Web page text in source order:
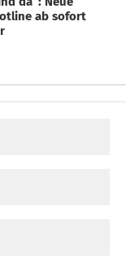
ab sofort